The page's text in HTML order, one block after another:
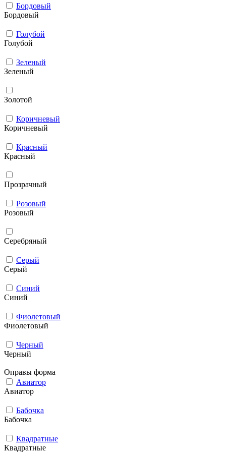
Бордовый
Бордовый
Голубой
Голубой
Зеленый
Зеленый
Золотой
Коричневый
Коричневый
Красный
Красный
Прозрачный
Розовый
Розовый
Серебряный
Серый
Серый
Синий
Синий
Фиолетовый
Фиолетовый
Черный
Черный
Оправы форма
Авиатор
Авиатор
Бабочка
Бабочка
Квадратные
Квадратные